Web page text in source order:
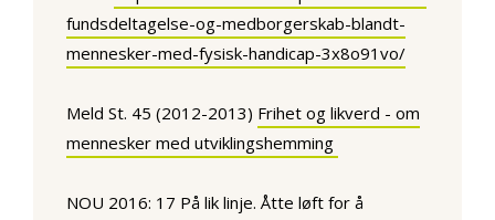
fundsdeltagelse-og-medborgerskab-blandt-
mennesker-med-fysisk-handicap-3x8o91vo/
Meld St. 45 (2012-2013) Frihet og likverd - om
mennesker med utviklingshemming
NOU 2016: 17 På lik linje. Åtte løft for å